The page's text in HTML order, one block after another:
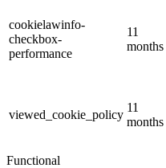
cookielawinfo-
checkbox-
performance
11
months
viewed_cookie_policy
11
months
Functional